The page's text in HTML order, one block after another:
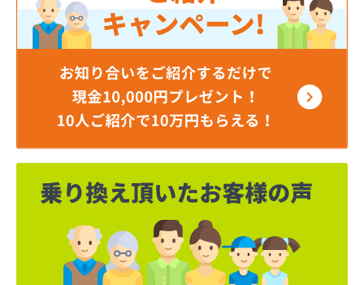
ミライフ(株) 神奈川支店藤沢オフィス
ヤベライフパートナー(株)
レモンガス(株)
芦垣商店
伊藤商事(株)
井上秀商事(有)
臼井商店
臼井燃料店
遠藤商店
横須賀ガス(有)
横浜ゼネラルプロパンガス協同組合
横浜瓦斯協同組合
横浜市ＬＰガス災害対策事業協同組合
横浜南ガス協同組合